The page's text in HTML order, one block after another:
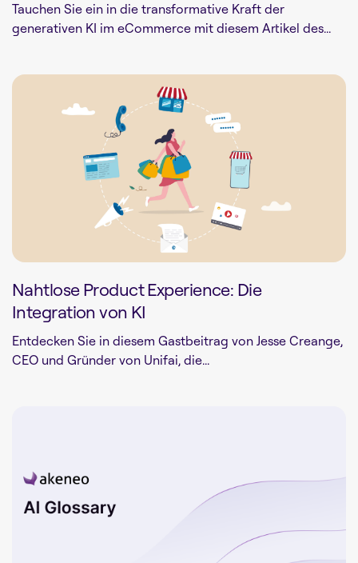
Tauchen Sie ein in die transformative Kraft der
generativen KI im eCommerce mit diesem Artikel des...
Nahtlose Product Experience: Die
Integration von KI
Entdecken Sie in diesem Gastbeitrag von Jesse Creange,
CEO und Gründer von Unifai, die...